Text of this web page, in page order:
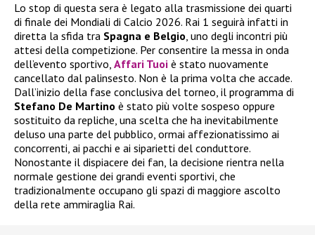
Lo stop di questa sera è legato alla trasmissione dei quarti
di finale dei Mondiali di Calcio 2026. Rai 1 seguirà infatti in
diretta la sfida tra Spagna e Belgio, uno degli incontri più
attesi della competizione. Per consentire la messa in onda
dell’evento sportivo, Affari Tuoi è stato nuovamente
cancellato dal palinsesto. Non è la prima volta che accade.
Dall’inizio della fase conclusiva del torneo, il programma di
Stefano De Martino è stato più volte sospeso oppure
sostituito da repliche, una scelta che ha inevitabilmente
deluso una parte del pubblico, ormai affezionatissimo ai
concorrenti, ai pacchi e ai siparietti del conduttore.
Nonostante il dispiacere dei fan, la decisione rientra nella
normale gestione dei grandi eventi sportivi, che
tradizionalmente occupano gli spazi di maggiore ascolto
della rete ammiraglia Rai.